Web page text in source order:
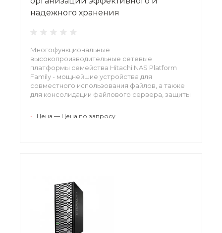
надежного хранения
Многофункциональные
высокопроизводительные сетевые
платформы семейства Hitachi NAS Platform
Family - мощнейшие устройства для
совместного использования файлов, а также
для консолидации файлового сервера, защиты
Storage).
• Цена — Цена по запросу